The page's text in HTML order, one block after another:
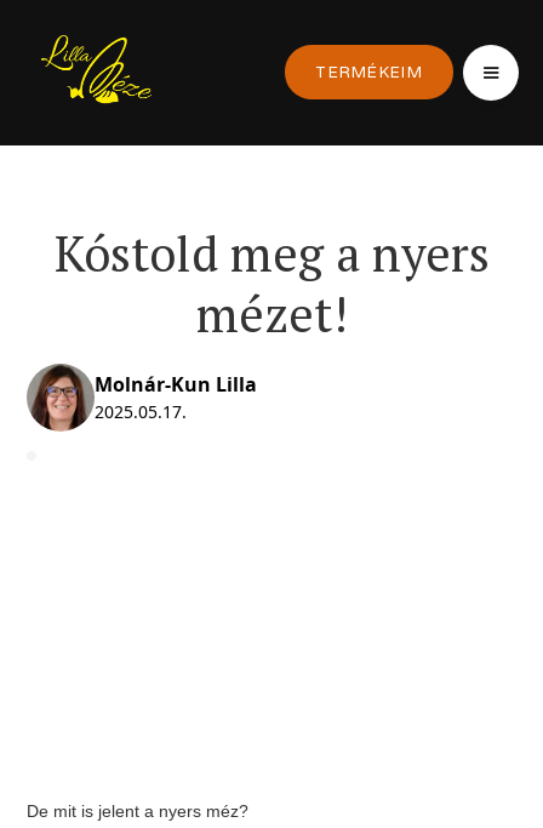
TERMÉKEIM
Kóstold meg a nyers
mézet!
Molnár-Kun Lilla
2025.05.17.
De mit is jelent a nyers méz?